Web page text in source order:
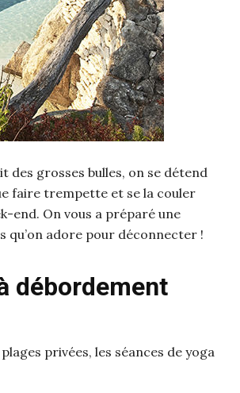
des grosses bulles, on se détend
faire trempette et se la couler
end. On vous a préparé une
qu’on adore pour déconnecter !
débordement
privées, les séances de yoga